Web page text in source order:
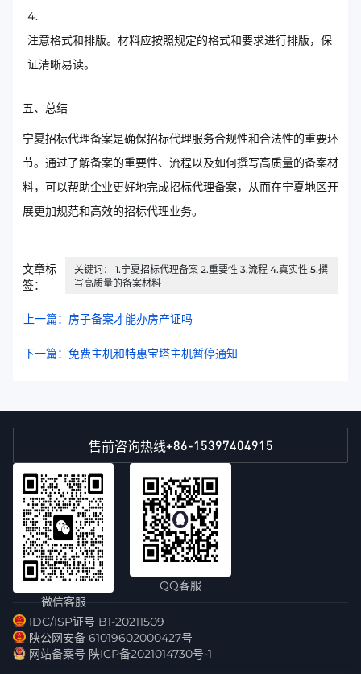
注意格式和排版。材料应按照规定的格式和要求进行排版，保
证清晰易读。
五、总结
宁夏招标代理备案是确保招标代理服务合规性和合法性的重要环
节。通过了解备案的重要性、流程以及如何撰写高质量的备案材
料，可以帮助企业更好地完成招标代理备案，从而在宁夏地区开
展更加规范和高效的招标代理业务。
文章标
签：
关键词： 1.宁夏招标代理备案 2.重要性 3.流程 4.真实性 5.撰
写高质量的备案材料
上一篇：房子备案才能办房产证吗
下一篇：免费主机和特惠宝塔主机暂停通知
售前咨询热线+86-15397404915
微信客服
QQ客服
IDC/ISP证号 B1-20211509
陕公网安备 61019602000427号
网站备案号 陕ICP备2021014730号-1